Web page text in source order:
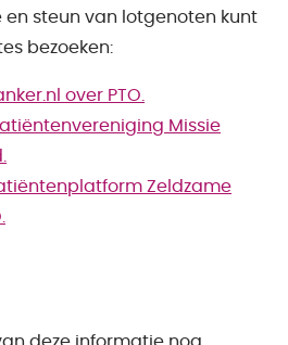
steun van lotgenoten kunt
bezoeken:
over PTO.
Missie
Zeldzame